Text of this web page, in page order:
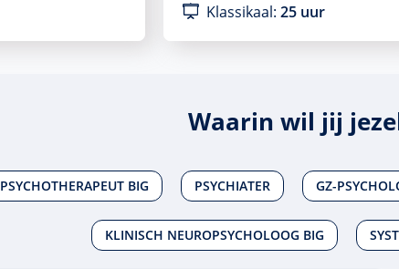
Klassikaal: 25 uur
Waarin wil jij
PSYCHOTHERAPEUT BIG PSYCHIATER GZ-
KLINISCH NEUROPSYCHOLOOG BIG